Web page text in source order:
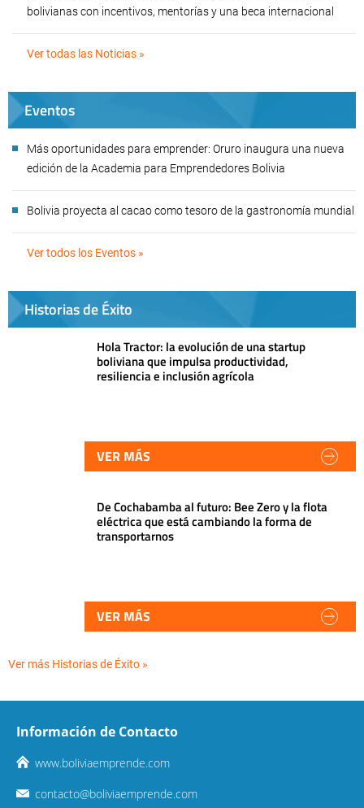
bolivianas con incentivos, mentorías y una beca internacional
Ver todas las Noticias »
Eventos
Más oportunidades para emprender: Oruro inaugura una nueva
edición de la Academia para Emprendedores Bolivia
Bolivia proyecta al cacao como tesoro de la gastronomía mundial
Ver todos los Eventos »
Historias de Éxito
Hola Tractor: la evolución de una startup
boliviana que impulsa productividad,
resiliencia e inclusión agrícola
VER MÁS
De Cochabamba al futuro: Bee Zero y la flota
eléctrica que está cambiando la forma de
transportarnos
VER MÁS
Ver más Historias de Éxito »
Información de Contacto
www.boliviaemprende.com
contacto@boliviaemprende.com